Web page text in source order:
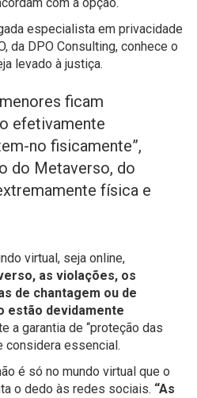
com a opção.
especialista em privacidade
da DPO Consulting, conhece o
levado à justiça.
ficam
efetivamente
no fisicamente”,
do Metaverso, do
física e
virtual, seja online,
as violações, os
de chantagem ou de
estão devidamente
a garantia de “proteção das
considera essencial.
é só no mundo virtual que o
o dedo às redes sociais. “As